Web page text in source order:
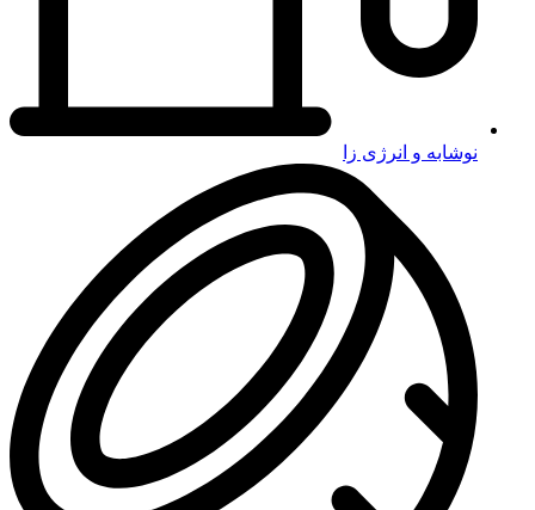
نوشابه و انرژی زا